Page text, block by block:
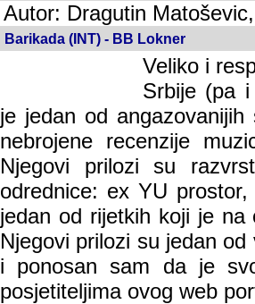
Autor: Dragutin
Barikada (INT) - BB Lokner
Veliko i
Srbije (pa i
jedan od angazovanijih
nebrojene recenzije
Njegovi prilozi su
odrednice: ex YU
jedan od rijetkih koji je
Njegovi prilozi su jedan
i ponosan sam da je
posjetiteljima ovog web